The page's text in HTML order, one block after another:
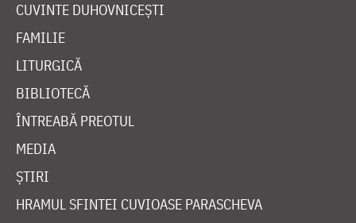
CUVINTE DUHOVNICEȘTI
FAMILIE
LITURGICĂ
BIBLIOTECĂ
ÎNTREABĂ PREOTUL
MEDIA
ȘTIRI
HRAMUL SFINTEI CUVIOASE PARASCHEVA